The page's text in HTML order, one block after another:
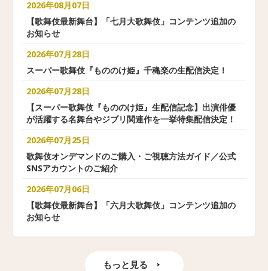
2026年08月07日
【歌舞伎最新舞台】「七月大歌舞伎」コンテンツ追加の
お知らせ
2026年07月28日
スーパー歌舞伎『もののけ姫』千穐楽の生配信決定！
2026年07月28日
【スーパー歌舞伎『もののけ姫』生配信記念】出演俳優
が活躍する名舞台やジブリ関連作を一挙特集配信決定！
2026年07月25日
歌舞伎オンデマンドのご購入・ご視聴方法ガイド／公式
SNSアカウントのご紹介
2026年07月06日
【歌舞伎最新舞台】「六月大歌舞伎」コンテンツ追加の
お知らせ
もっと見る